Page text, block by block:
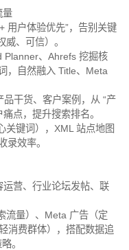
量
用户体验优先”，告别关键
、可信）。
Planner、Ahrefs 挖掘核
，自然融入 Title、Meta
干货、客户案例，从 “产
点，提升搜索排名。
关键词），XML 站点地图
录效率。
运营、行业论坛发帖、联
流量）、Meta 广告（定
消费群体），搭配数据追
。